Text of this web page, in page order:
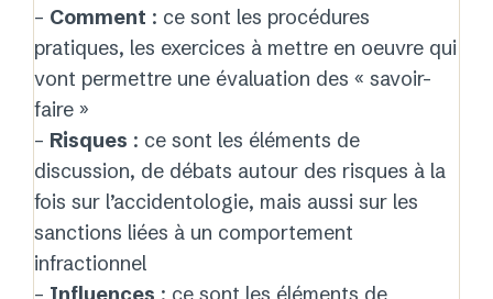
– Comment : ce sont les procédures
pratiques, les exercices à mettre en oeuvre qui
vont permettre une évaluation des « savoir-
faire »
– Risques : ce sont les éléments de
discussion, de débats autour des risques à la
fois sur l’accidentologie, mais aussi sur les
sanctions liées à un comportement
infractionnel
– Influences : ce sont les éléments de